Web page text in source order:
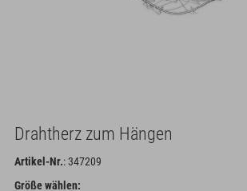
Drahtherz zum Hängen
Artikel-Nr.: 347209
Größe wählen: